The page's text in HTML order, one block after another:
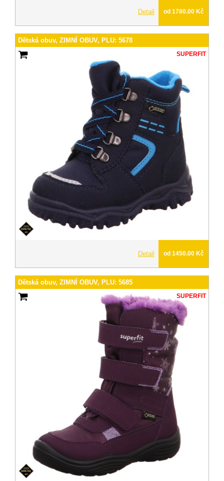
Detail od 1780.00 Kč
Dětská obuv, ZIMNÍ OBUV, PLU: 5678
SUPERFIT
Detail od 1450.00 Kč
Dětská obuv, ZIMNÍ OBUV, PLU: 5685
SUPERFIT